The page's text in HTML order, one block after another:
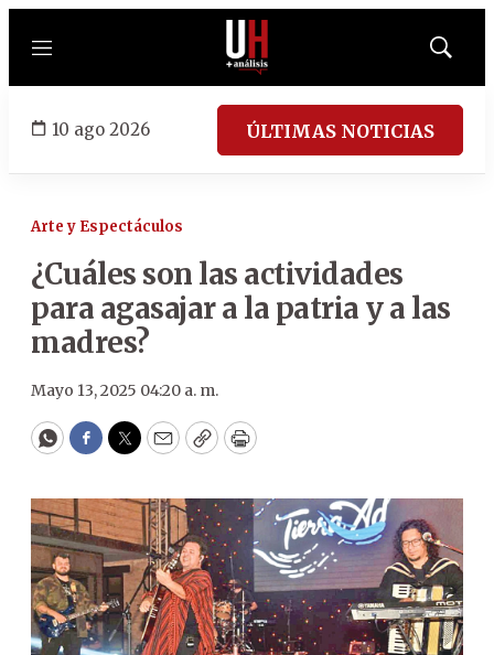
Menú
Mostrar
10 ago 2026 ÚLTIMAS NOTICIAS
Arte y Espectáculos
¿Cuáles son las actividades
para agasajar a la patria y a las
madres?
Mayo 13, 2025 04:20 a. m.
WhatsApp
Facebook
Twitter
EmailCopyPrint